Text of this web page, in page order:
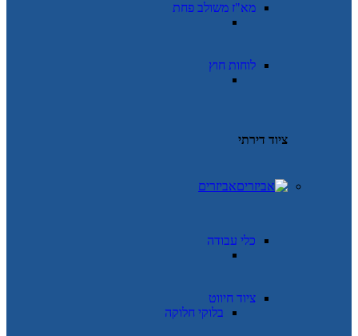
מא"ז משולב פחת
לוחות חוץ
ציוד דירתי
אביזרים
כלי עבודה
ציוד חיווט
בלוקי חלוקה